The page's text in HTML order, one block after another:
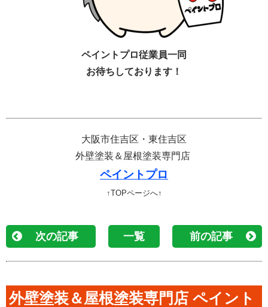
ペイントプロ従業員一同
お待ちしております！
大阪市住吉区・東住吉区
外壁塗装＆屋根塗装専門店
ペイントプロ
↑TOPページへ↑
次の記事 一覧 前の記事
外壁塗装＆屋根塗装専門店 ペイント